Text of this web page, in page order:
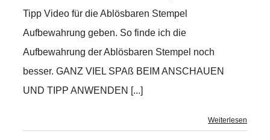
Tipp Video für die Ablösbaren Stempel
Aufbewahrung geben. So finde ich die
Aufbewahrung der Ablösbaren Stempel noch
besser. GANZ VIEL SPAß BEIM ANSCHAUEN
UND TIPP ANWENDEN [...]
Weiterlesen